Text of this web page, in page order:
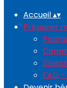
Accueil▴▾
Préparer
FAQ